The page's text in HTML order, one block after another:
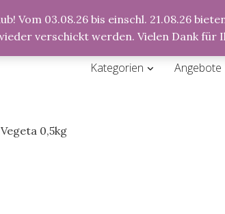
Vom 03.08.26 bis einschl. 21.08.26
verschickt werden. Vielen Dank
Kategorien Angebote
Vegeta 0,5kg